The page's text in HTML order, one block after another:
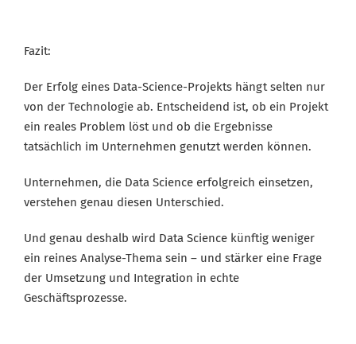
Fazit:
Der Erfolg eines Data-Science-Projekts hängt selten nur
von der Technologie ab. Entscheidend ist, ob ein Projekt
ein reales Problem löst und ob die Ergebnisse
tatsächlich im Unternehmen genutzt werden können.
Unternehmen, die Data Science erfolgreich einsetzen,
verstehen genau diesen Unterschied.
Und genau deshalb wird Data Science künftig weniger
ein reines Analyse-Thema sein – und stärker eine Frage
der Umsetzung und Integration in echte
Geschäftsprozesse.